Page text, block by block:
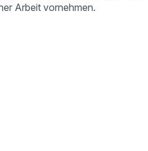
Arbeit vornehmen.